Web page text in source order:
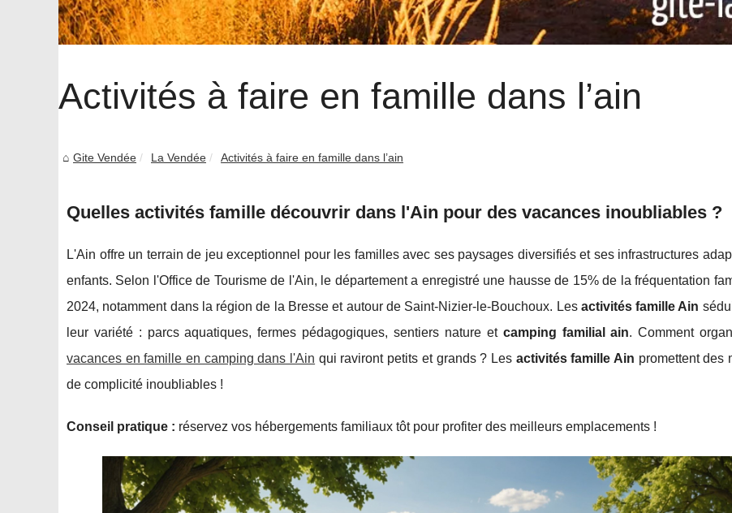
Activités à faire en famille dans l’ain
Gite Vendée La Vendée Activités à faire en famille dans l’ain
Quelles activités famille découvrir dans l'Ain pour des vacances inoubliables ?
L'Ain offre un terrain de jeu exceptionnel pour les familles avec ses paysages diversifiés et ses infrastructures
enfants. Selon l'Office de Tourisme de l'Ain, le département a enregistré une hausse de 15% de la fréquentation
2024, notamment dans la région de la Bresse et autour de Saint-Nizier-le-Bouchoux. Les activités famille Ain
leur variété : parcs aquatiques, fermes pédagogiques, sentiers nature et camping familial ain. Comment
vacances en famille en camping dans l'Ain qui raviront petits et grands ? Les activitésfamille Ain promettent des
de complicité inoubliables !
Conseil pratique : réservez vos hébergements familiaux tôt pour profiter des meilleurs emplacements !